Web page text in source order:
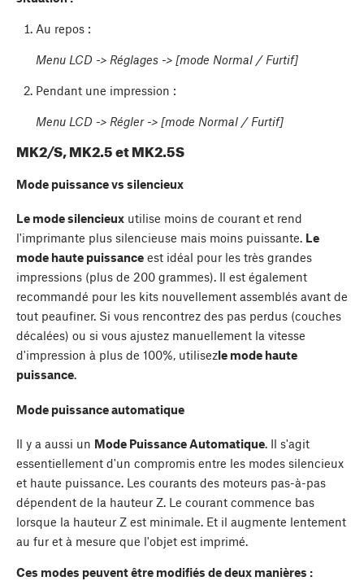
Au repos :
Menu LCD -> Réglages -> [mode Normal / Furtif]
Pendant une impression :
Menu LCD -> Régler -> [mode Normal / Furtif]
MK2/S, MK2.5 et MK2.5S
Mode puissance vs silencieux
Le mode silencieux utilise moins de courant et rend
l'imprimante plus silencieuse mais moins puissante. Le
mode haute puissance est idéal pour les très grandes
impressions (plus de 200 grammes). Il est également
recommandé pour les kits nouvellement assemblés avant de
tout peaufiner. Si vous rencontrez des pas perdus (couches
décalées) ou si vous ajustez manuellement la vitesse
d'impression à plus de 100%, utilisezle mode haute
puissance.
Mode puissance automatique
Il y a aussi un Mode Puissance Automatique. Il s'agit
essentiellement d'un compromis entre les modes silencieux
et haute puissance. Les courants des moteurs pas-à-pas
dépendent de la hauteur Z. Le courant commence bas
lorsque la hauteur Z est minimale. Et il augmente lentement
au fur et à mesure que l'objet est imprimé.
Ces modes peuvent être modifiés de deux manières :